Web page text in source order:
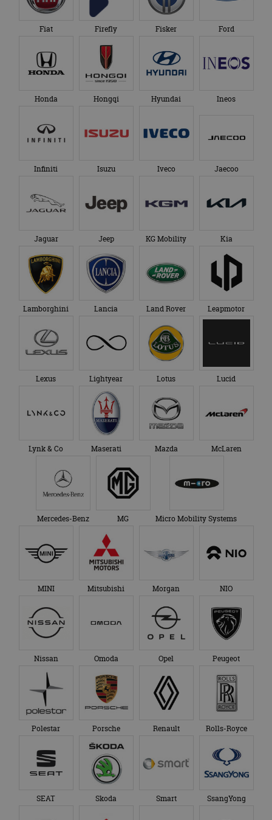
Fiat Firefly Fisker Ford
Honda Hongqi Hyundai Ineos
Infiniti Isuzu Iveco Jaecoo
Jaguar Jeep KG Mobility Kia
Lamborghini Lancia Land Rover Leapmotor
Lexus Lightyear Lotus Lucid
Lynk & Co Maserati Mazda McLaren
Mercedes-Benz MG Micro Mobility Systems
MINI Mitsubishi Morgan NIO
Nissan Omoda Opel Peugeot
Polestar Porsche Renault Rolls-Royce
SEAT Skoda Smart SsangYong